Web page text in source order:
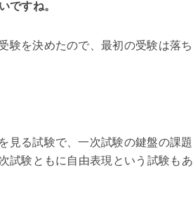
すね。
験を決めたので、最初の受験は落ち
見る試験で、一次試験の鍵盤の課題
試験ともに自由表現という試験もあ